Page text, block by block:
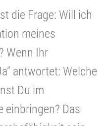
die Frage: Will ich
meines
Wenn Ihr
antwortet: Welche
Du im
einbringen? Das